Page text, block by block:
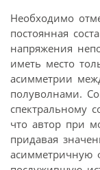
Необходимо
постоянная
напряжения
иметь место
асимметрии
полуволнами.
спектральному
что автор при
придавая
асимметричную